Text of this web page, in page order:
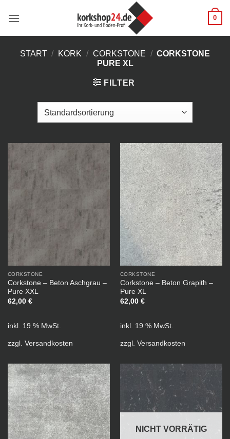
Inhalt
0
START / KORK / CORKSTONE / CORKSTONE
PURE XL
FILTER
CORKSTONE
Corkstone – Beton Aschgrau –
Pure XXL
62,00 €
inkl. 19 % MwSt.
zzgl. Versandkosten
CORKSTONE
Corkstone – Beton Grapith –
Pure XL
62,00 €
inkl. 19 % MwSt.
zzgl. Versandkosten
NICHT VORRÄTIG